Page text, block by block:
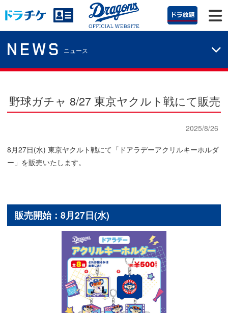
NEWS ニュース
野球ガチャ 8/27 東京ヤクルト戦にて販売
2025/8/26
8月27日(水) 東京ヤクルト戦にて「ドアラデーアクリルキーホルダ
ー」を販売いたします。
販売開始：8月27日(水)